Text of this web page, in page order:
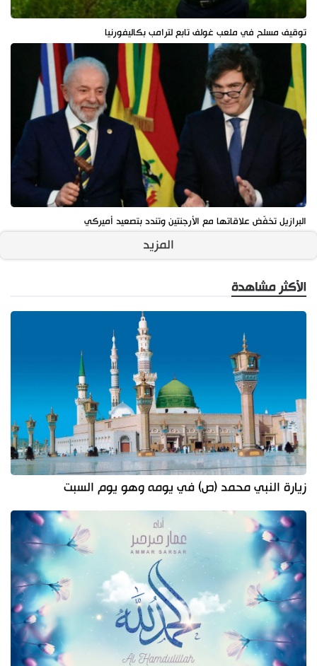
توقيف مسلح في ملعب غولف تابع لترامب بكاليفورنيا
البرازيل تخفّض علاقاتها مع الأرجنتين وتندد بتصعيد أميركي
المزيد
الأكثر مشاهدة
زيارة النبي محمد (ص) في يومه وهو يوم السبت